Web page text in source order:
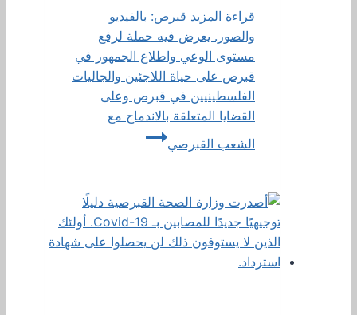
قراءة المزيد قبرص: بالفيديو
والصور. يعرض فيه حملة لرفع
مستوى الوعي واطلاع الجمهور في
قبرص على حياة اللاجئين والجاليات
الفلسطينيين في قبرص وعلى
القضايا المتعلقة بالاندماج مع
الشعب القبرصي